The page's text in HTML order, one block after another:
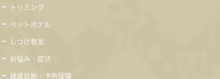
トリミング
ペットホテル
しつけ教室
お悩み・症状
健康診断・予防接種